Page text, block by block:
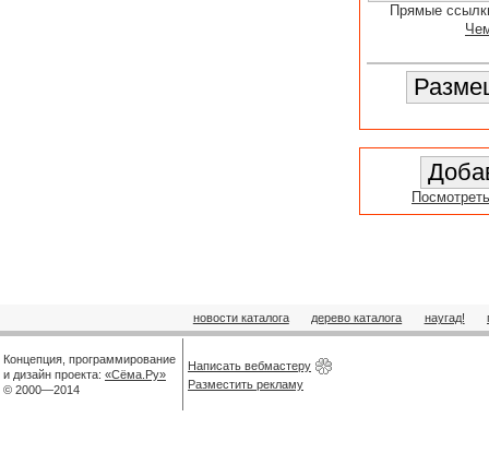
Прямые
новости каталога дерево каталога наугад!
Концепция, программирование
и дизайн проекта: «Сёма.Ру»
© 2000—2014
Написать вебмастеру
Разместить рекламу